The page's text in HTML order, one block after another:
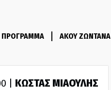
ΠΡΟΓΡΑΜΜΑ ΑΚΟΥ ΖΩΝΤΑΝΑ
| ΚΩΣΤΑΣ ΜΙΑΟΥΛΗΣ